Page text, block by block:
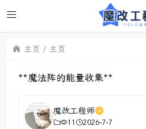
主页 主页
**魔法阵的能量收集**
魔改工程师
11 2026-7-7